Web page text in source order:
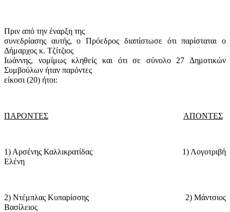
Πριν από την έναρξη της
συνεδρίασης αυτής, ο Πρόεδρος διαπίστωσε ότι παρίσταται ο
Δήμαρχος κ. Τζίτζιος
Ιωάννης, νομίμως κληθείς και ότι σε σύνολο 27 Δημοτικών
Συμβούλων ήταν παρόντες
είκοσι (20) ήτοι:
ΠΑΡΟΝΤΕΣ ΑΠΟΝΤΕΣ
1) Αρσένης Καλλικρατίδας
1) Λογοτριβή
Ελένη
2) Ντέμπλας Κυπαρίσσης
2) Μάντσιος
Βασίλειος